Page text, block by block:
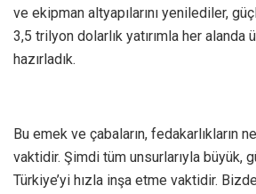
ve ekipman altyapılarını yenilediler,
3,5 trilyon dolarlık yatırımla her alanda
hazırladık.
Bu emek ve çabaların, fedakarlıkların
vaktidir. Şimdi tüm unsurlarıyla büyük,
Türkiye’yi hızla inşa etme vaktidir.